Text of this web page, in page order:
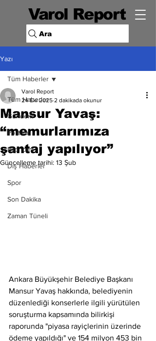
Varol Report
Ara
Yazı
Tüm Haberler
Gündem
Politika
Ekonomi
Dış Haberler
Spor
Son Dakika
Zaman Tüneli
Tüm Haberler
Mansur Yavaş:
“memurlarımıza
şantaj yapılıyor”
Varol Report
24 Eki 2025 2 dakikada okunur
Güncelleme tarihi: 13 Şub
Ankara Büyükşehir Belediye Başkanı
Mansur Yavaş hakkında, belediyenin
düzenlediği konserlerle ilgili yürütülen
soruşturma kapsamında bilirkişi
raporunda "piyasa rayiçlerinin üzerinde
ödeme yapıldığı" ve 154 milyon 453 bin